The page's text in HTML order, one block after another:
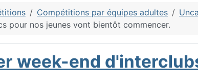
Compétitions par équipes adultes
pour nos jeunes vont bientôt commencer.
week-end